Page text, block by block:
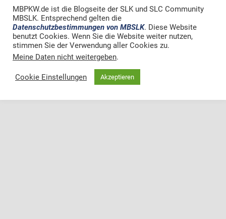
MBPKW.de ist die Blogseite der SLK und SLC Community
MBSLK. Entsprechend gelten die
Datenschutzbestimmungen von MBSLK. Diese Website
benutzt Cookies. Wenn Sie die Website weiter nutzen,
stimmen Sie der Verwendung aller Cookies zu.
Meine Daten nicht weitergeben.
Cookie Einstellungen Akzeptieren